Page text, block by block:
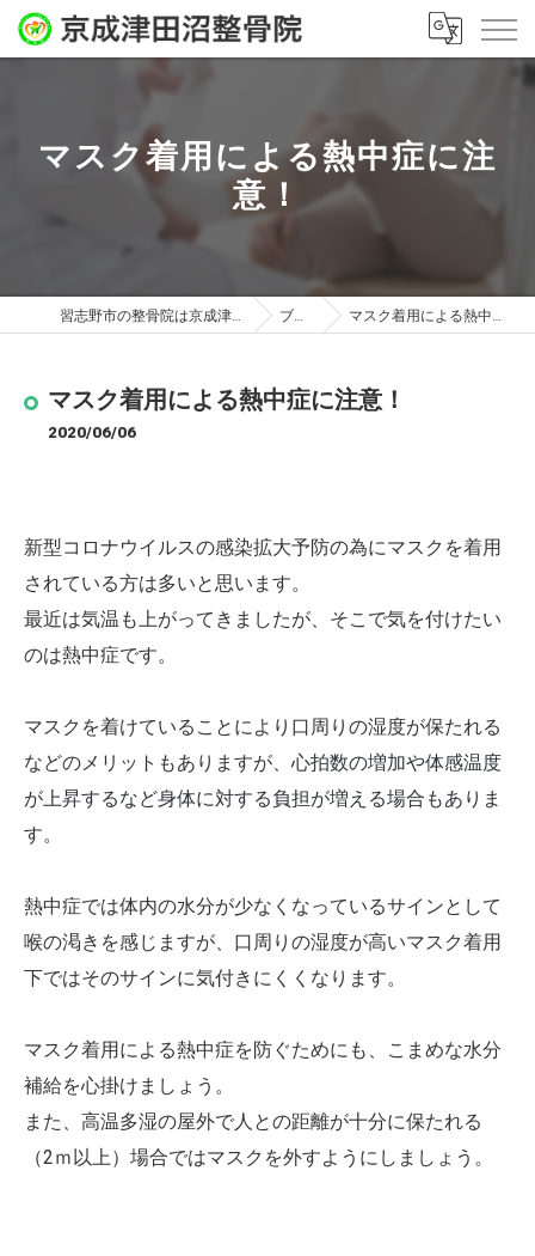
マスク着用による熱中症に注
意！
習志野市の整骨院は京成津田沼整骨院 ブログ マスク着用による熱中症に注意！
マスク着用による熱中症に注意！
2020/06/06
新型コロナウイルスの感染拡大予防の為にマスクを着用
されている方は多いと思います。
最近は気温も上がってきましたが、そこで気を付けたい
のは熱中症です。
マスクを着けていることにより口周りの湿度が保たれる
などのメリットもありますが、 心拍数の増加や体感温度
が上昇するなど身体に対する負担が増える場合もありま
す。
熱中症では体内の水分が少なくなっているサインとして
喉の渇きを感じますが、口周りの湿度が高いマスク着用
下ではそのサインに気付きにくくなります。
マスク着用による熱中症を防ぐためにも、こまめな水分
補給を心掛けましょう。
また、高温多湿の屋外で人との距離が十分に保たれる
（2ｍ以上）場合ではマスクを外すようにしましょう。